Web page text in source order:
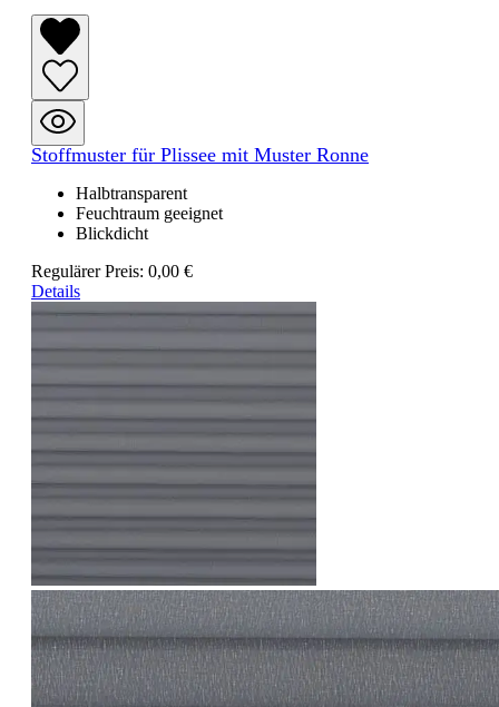
Stoffmuster für Plissee mit Muster Ronne
Halbtransparent
Feuchtraum geeignet
Blickdicht
Regulärer Preis: 0,00 €
Details